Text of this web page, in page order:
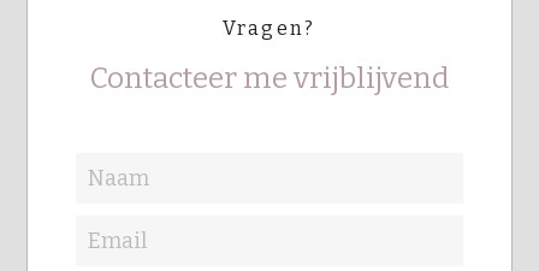
Vragen?
Contacteer me vrijblijvend
Naam
Email